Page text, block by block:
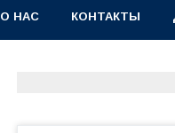
О НАС КОНТАКТЫ